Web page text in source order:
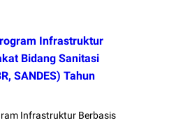
Infrastruktur
Bidang Sanitasi
SANDES) Tahun
Infrastruktur Berbasis